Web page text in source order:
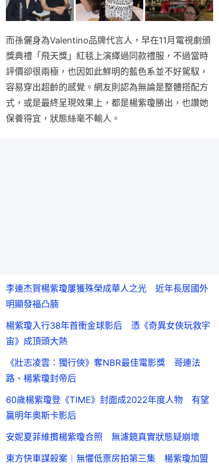
而孫儷身為Valentino品牌代言人，早在11月電視劇頒
獎典禮「飛天獎」紅毯上演繹過同款禮服，不過當時
評價卻很兩極，也因如此鮮明的藍色系並不好駕馭，
容易穿出超齡的感覺。網友則認為無論是整體搭配方
式，或是最終呈現效果上，都是楊紫瓊勝出，也讚她
保養得宜，狀態絲毫不輸人。
李連杰賀楊紫瓊屢獲殊榮成華人之光 近年長居國外
明顯發福凸腩
楊紫瓊入行38年首衝金球影后 憑《奇異女俠玩救宇
宙》成頂頭大熱
《壯志凌雲：獨行俠》奪NBR最佳電影獎 哥連法
路、楊紫瓊封帝后
60歲楊紫瓊登《TIME》封面成2022年度人物 有望
贏明年奧斯卡影后
安妮夏菲維攬楊紫瓊合照 無濾鏡真實狀態疑崩壞
東方快車謀殺案︱無懼低票房拍第三集 楊紫瓊加盟